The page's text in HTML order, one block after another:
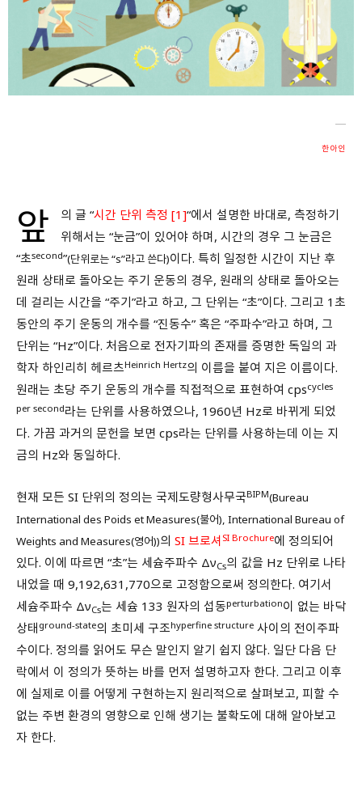
한아인
앞 의 글 “시간 단위 측정 [1]“에서 설명한 바대로, 측정하기
위해서는 “눈금”이 있어야 하며, 시간의 경우 그 눈금은
“초second”(단위로는 “s”라고 쓴다)이다. 특히 일정한 시간이 지난 후
원래 상태로 돌아오는 주기 운동의 경우, 원래의 상태로 돌아오는
데 걸리는 시간을 “주기”라고 하고, 그 단위는 “초”이다. 그리고 1초
동안의 주기 운동의 개수를 “진동수” 혹은 “주파수”라고 하며, 그
단위는 “Hz”이다. 처음으로 전자기파의 존재를 증명한 독일의 과
학자 하인리히 헤르츠Heinrich Hertz의 이름을 붙여 지은 이름이다.
원래는 초당 주기 운동의 개수를 직접적으로 표현하여 cpscycles
per second라는 단위를 사용하였으나, 1960년 Hz로 바뀌게 되었
다. 가끔 과거의 문헌을 보면 cps라는 단위를 사용하는데 이는 지
금의 Hz와 동일하다.
현재 모든 SI 단위의 정의는 국제도량형사무국BIPM(Bureau
International des Poids et Measures(불어), International Bureau of
Weights and Measures(영어))의 SI 브로셔 SI Brochure에 정의되어
있다. 이에 따르면 “초”는 세슘주파수 ΔνCs의 값을 Hz 단위로 나타
내었을 때 9,192,631,770으로 고정함으로써 정의한다. 여기서
세슘주파수 ΔνCs는 세슘 133 원자의 섭동perturbation이 없는 바닥
상태 ground-state의 초미세 구조hyperfine structure 사이의 전이주파
수이다. 정의를 읽어도 무슨 말인지 알기 쉽지 않다. 일단 다음 단
락에서 이 정의가 뜻하는 바를 먼저 설명하고자 한다. 그리고 이후
에 실제로 이를 어떻게 구현하는지 원리적으로 살펴보고, 피할 수
없는 주변 환경의 영향으로 인해 생기는 불확도에 대해 알아보고
자 한다.
회원가입 약관 동의 상세보기
개인정보의 수집 및 이용 안내 동의 상세보기
본인은 만 14세 이상입니다.